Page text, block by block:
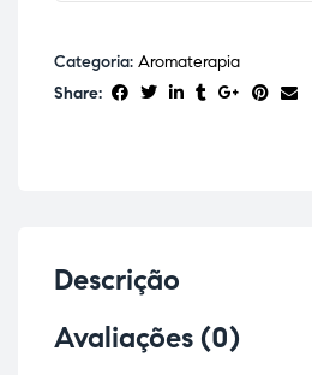
Categoria: Aromaterapia
Share:
Descrição
Avaliações (0)